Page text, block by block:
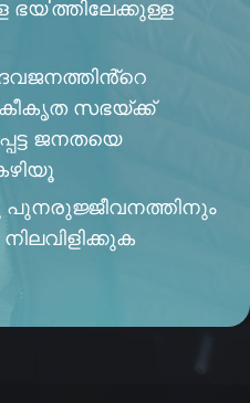
ഭയ'ത്തിലേക്കുള്ള
സഭയ്ക്ക്
ജനതയെ
പുനരുജ്ജീവനത്തിനും